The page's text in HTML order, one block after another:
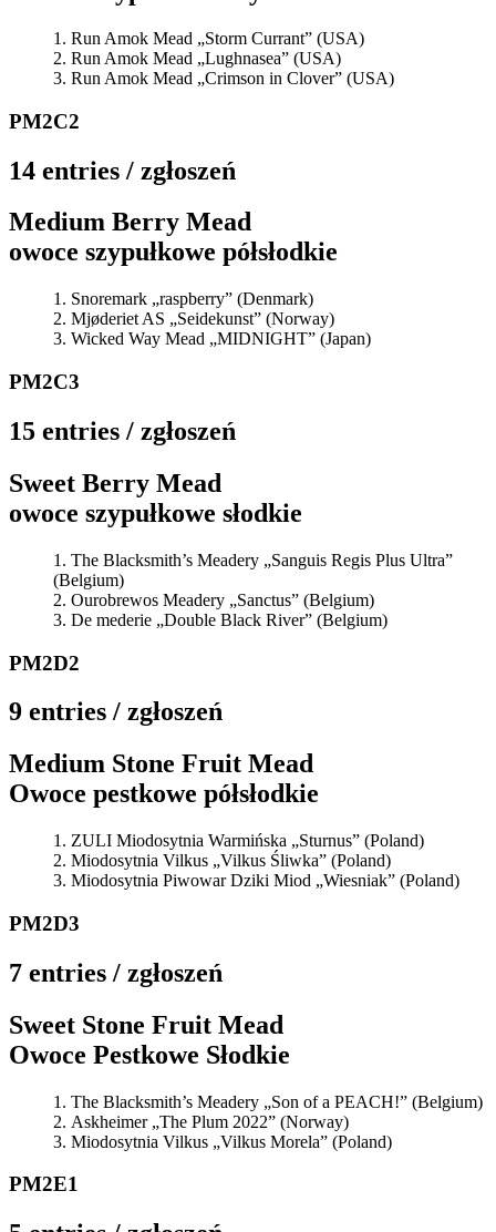
Run Amok Mead „Storm Currant” (USA)
Run Amok Mead „Lughnasea” (USA)
Run Amok Mead „Crimson in Clover” (USA)
PM2C2
14 entries / zgłoszeń
Medium Berry Mead
owoce szypułkowe półsłodkie
Snoremark „raspberry” (Denmark)
Mjøderiet AS „Seidekunst” (Norway)
Wicked Way Mead „MIDNIGHT” (Japan)
PM2C3
15 entries / zgłoszeń
Sweet Berry Mead
owoce szypułkowe słodkie
The Blacksmith’s Meadery „Sanguis Regis Plus Ultra”
(Belgium)
Ourobrewos Meadery „Sanctus” (Belgium)
De mederie „Double Black River” (Belgium)
PM2D2
9 entries / zgłoszeń
Medium Stone Fruit Mead
Owoce pestkowe półsłodkie
ZULI Miodosytnia Warmińska „Sturnus” (Poland)
Miodosytnia Vilkus „Vilkus Śliwka” (Poland)
Miodosytnia Piwowar Dziki Miod „Wiesniak” (Poland)
PM2D3
7 entries / zgłoszeń
Sweet Stone Fruit Mead
Owoce Pestkowe Słodkie
The Blacksmith’s Meadery „Son of a PEACH!” (Belgium)
Askheimer „The Plum 2022” (Norway)
Miodosytnia Vilkus „Vilkus Morela” (Poland)
PM2E1